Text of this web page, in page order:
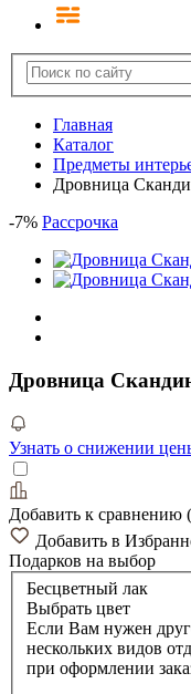
Главная
Каталог
Предметы
Дровница
-7% Рассрочка
Дровница
Узнать о снижении
Добавить к сравнению (
Добавить в
Подарков на выбор
Бесцветный лак
Выбрать цвет
Если Вам нужен
нескольких видов
при оформлении